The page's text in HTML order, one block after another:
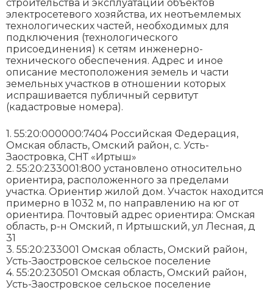
строительства и эксплуатации объектов
электросетевого хозяйства, их неотъемлемых
технологических частей, необходимых для
подключения (технологического
присоединения) к сетям инженерно-
технического обеспечения. Адрес и иное
описание местоположения земель и части
земельных участков в отношении которых
испрашивается публичный сервитут
(кадастровые номера).
1. 55:20:000000:7404 Российская Федерация,
Омская область, Омский район, с. Усть-
Заостровка, СНТ «Иртыш»
2. 55:20:233001:800 установлено относительно
ориентира, расположенного за пределами
участка. Ориентир жилой дом. Участок находится
примерно в 1032 м, по направлению на юг от
ориентира. Почтовый адрес ориентира: Омская
область, р-н Омский, п Иртышский, ул Лесная, д
31
3. 55:20:233001 Омская область, Омский район,
Усть-Заостровское сельское поселение
4. 55:20:230501 Омская область, Омский район,
Усть-Заостровское сельское поселение